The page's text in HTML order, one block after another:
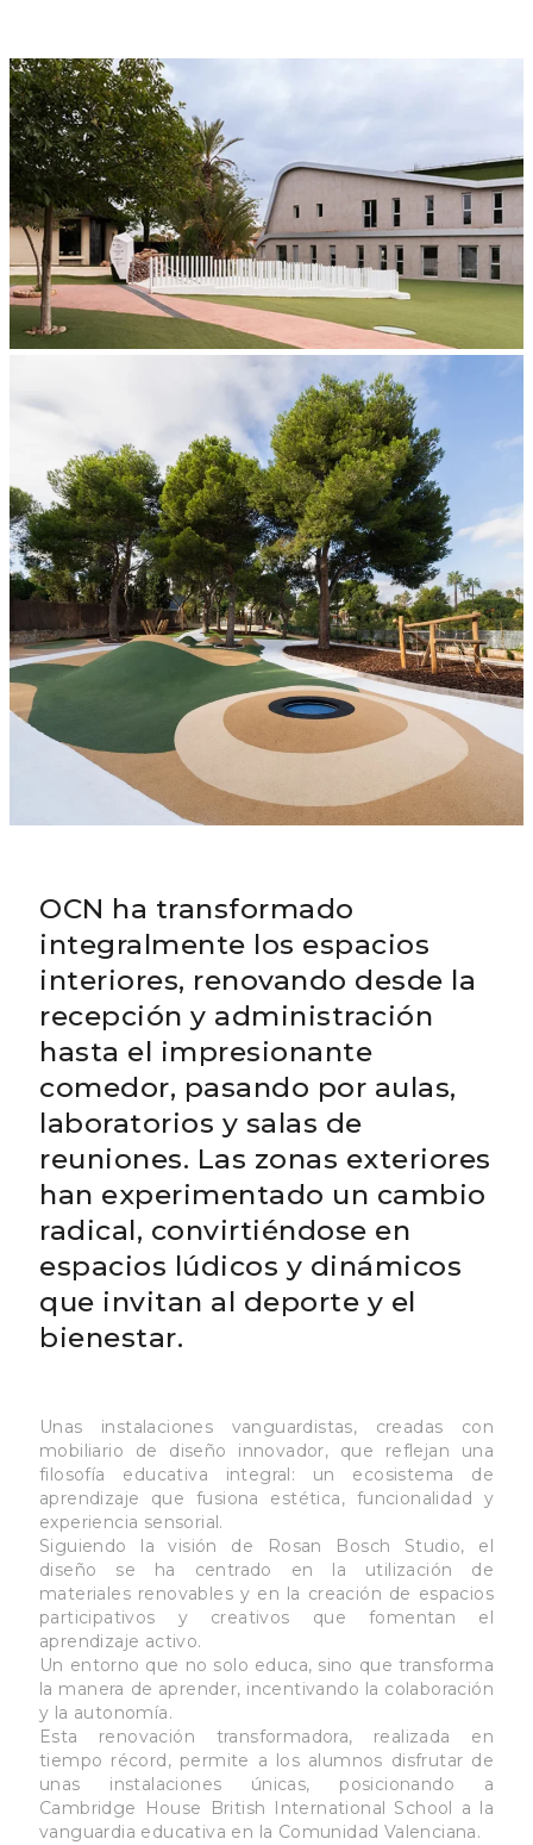
OCN ha transformado
integralmente los espacios
interiores, renovando desde la
recepción y administración
hasta el impresionante
comedor, pasando por aulas,
laboratorios y salas de
reuniones. Las zonas exteriores
han experimentado un cambio
radical, convirtiéndose en
espacios lúdicos y dinámicos
que invitan al deporte y el
bienestar.
Unas instalaciones vanguardistas, creadas con
mobiliario de diseño innovador, que reflejan una
filosofía educativa integral: un ecosistema de
aprendizaje que fusiona estética, funcionalidad y
experiencia sensorial.
Siguiendo la visión de Rosan Bosch Studio, el
diseño se ha centrado en la utilización de
materiales renovables y en la creación de espacios
participativos y creativos que fomentan el
aprendizaje activo.
Un entorno que no solo educa, sino que transforma
la manera de aprender, incentivando la colaboración
y la autonomía.
Esta renovación transformadora, realizada en
tiempo récord, permite a los alumnos disfrutar de
unas instalaciones únicas, posicionando a
Cambridge House British International School a la
vanguardia educativa en la Comunidad Valenciana.